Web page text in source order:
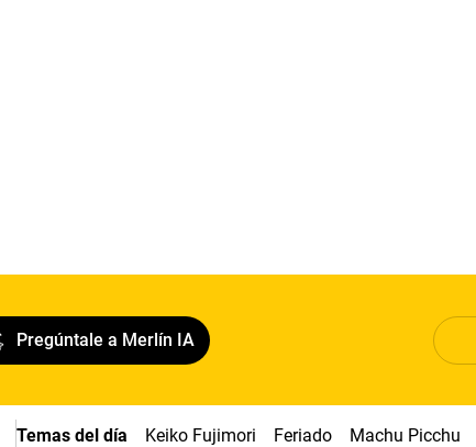
Pregúntale a Merlín IA
Temas del día Keiko Fujimori Feriado Machu Picchu